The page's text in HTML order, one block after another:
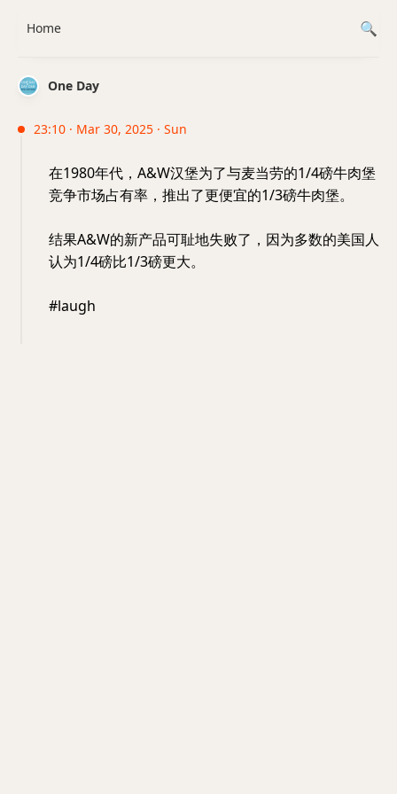
One Day
23:10 · Mar 30, 2025 · Sun
在1980年代，A&W汉堡为了与麦当劳的1/4磅牛肉堡
竞争市场占有率，推出了更便宜的1/3磅牛肉堡。
结果A&W的新产品可耻地失败了，因为多数的美国人
认为1/4磅比1/3磅更大。
#laugh
Home